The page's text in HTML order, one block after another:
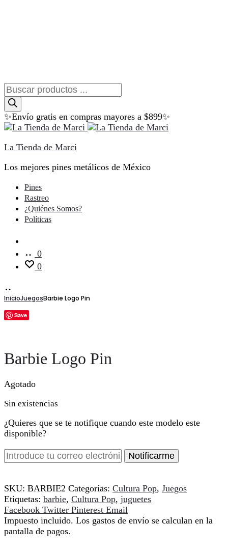
Búsqueda
de
productos
✨Envío gratis en compras mayores a $899✨
La Tienda de Marci
Los mejores pines metálicos de México
Pines
Rastreo
¿Quiénes Somos?
Políticas
0
0
InicioJuegosBarbie Logo Pin
Save
Barbie Logo Pin
Agotado
Sin existencias
¿Quieres que se te notifique cuando este modelo este
disponible?
Notificarme
SKU: BARBIE2 Categorías: Cultura Pop, Juegos
Etiquetas: barbie, Cultura Pop, juguetes
Compartir
Facebook Twitter Pinterest Email
Impuesto incluido. Los gastos de envío se calculan en la
pantalla de pagos.